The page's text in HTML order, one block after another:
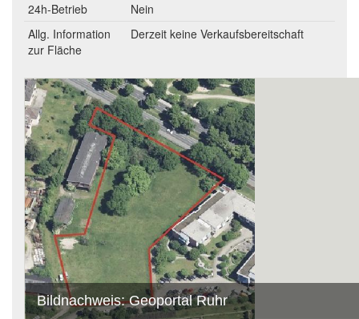
24h-Betrieb
Nein
Allg. Information
zur Fläche
Derzeit keine Verkaufsbereitschaft
Bildnachweis: Geoportal Ruhr